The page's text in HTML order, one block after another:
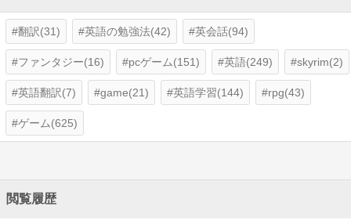
翻訳(31) 英語の勉強法(42) 英会話(94)
ファンタジー(16) pcゲーム(151) 英語(249) skyrim(2)
英語翻訳(7) game(21) 英語学習(144) rpg(43)
ゲーム(625)
閲覧履歴